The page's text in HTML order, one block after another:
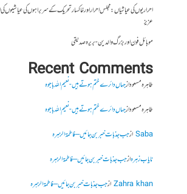
احراریوں کی عیاشیاں : مجلس احرار اور خاکسار تحریک کے سربراہوں کی عیاشیوں
عزیز
موبائل فون اور بزرگ والدین- بریرہ صدیقی
Recent Comments
طاہرہ مسعودازجہاں دائرے ختم ہوتے ہیں- نعیم اللہ باجوہ
طاہرہ مسعودازجہاں دائرے ختم ہوتے ہیں- نعیم اللہ باجوہ
Sabaازجب جذبات خبر بن جائیں – فاطمۃالزہرہ
نایاب زہرہازجب جذبات خبر بن جائیں – فاطمۃالزہرہ
Zahra khanازجب جذبات خبر بن جائیں – فاطمۃالزہرہ